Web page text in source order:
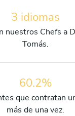
3 idiomas
nuestros Chefs a
Tomás.
60.2%
que contratan
más de una vez.